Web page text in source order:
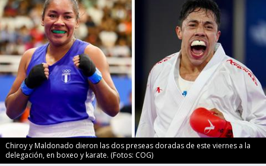
Chiroy y Maldonado dieron las dos preseas doradas de este viernes a la
delegación, en boxeo y karate. (Fotos: COG)